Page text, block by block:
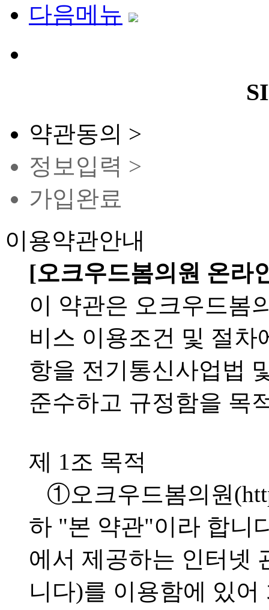
개인정보취급방침
사이트이용약관
다음메뉴
약관동의 >
정보입력 >
가입완료
이용약관안내
[오크우드봄의원 온라
이 약관은 오크우드봄
비스 이용조건 및 절차
항을 전기통신사업법
준수하고 규정함을 목
제 1조 목적
①오크우드봄의원
하 "본 약관"이라 합니
에서 제공하는 인터넷
니다)를 이용함에 있